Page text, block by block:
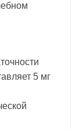
5 мг